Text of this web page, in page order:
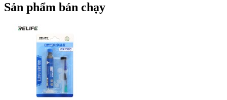
Sản phẩm bán chạy